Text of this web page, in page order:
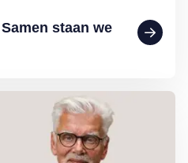
staan we
Vakantie